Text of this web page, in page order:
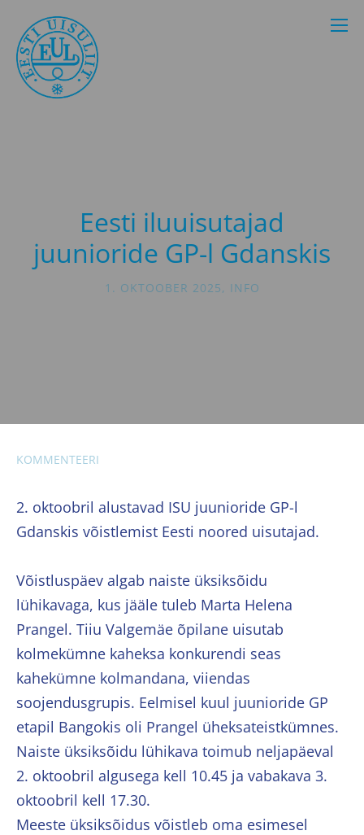
Eesti iluuisutajad
juunioride GP-l Gdanskis
1. OKTOOBER 2025, INFO
KOMMENTEERI
2. oktoobril alustavad ISU juunioride GP-l
Gdanskis võistlemist Eesti noored uisutajad.
Võistluspäev algab naiste üksiksõidu
lühikavaga, kus jääle tuleb Marta Helena
Prangel. Tiiu Valgemäe õpilane uisutab
kolmekümne kaheksa konkurendi seas
kahekümne kolmandana, viiendas
soojendusgrupis. Eelmisel kuul juunioride GP
etapil Bangokis oli Prangel üheksateistkümnes.
Naiste üksiksõidu lühikava toimub neljapäeval
2. oktoobril algusega kell 10.45 ja vabakava 3.
oktoobril kell 17.30.
Meeste üksiksõidus võistleb oma esimesel